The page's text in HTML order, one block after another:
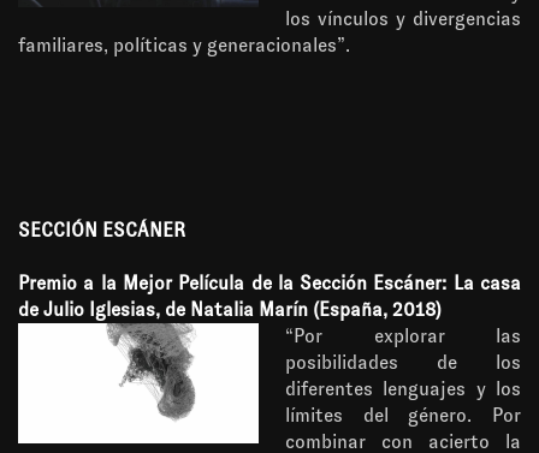
los vínculos y divergencias
familiares, políticas y generacionales”.
SECCIÓN ESCÁNER
Premio a la Mejor Película de la Sección Escáner: La casa
de Julio Iglesias, de Natalia Marín (España, 2018)
“Por explorar las
posibilidades de los
diferentes lenguajes y los
límites del género. Por
combinar con acierto la